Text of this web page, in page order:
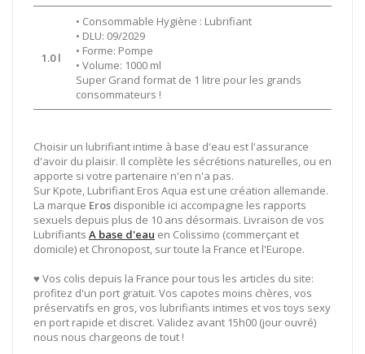
1.0 l
• Consommable Hygiène : Lubrifiant
• DLU: 09/2029
• Forme: Pompe
• Volume: 1000 ml
Super Grand format de 1 litre pour les grands
consommateurs !
Choisir un lubrifiant intime à base d'eau est l'assurance
d'avoir du plaisir. Il complète les sécrétions naturelles, ou en
apporte si votre partenaire n'en n'a pas.
Sur Kpote, Lubrifiant Eros Aqua est une création allemande.
La marque Eros disponible ici accompagne les rapports
sexuels depuis plus de 10 ans désormais. Livraison de vos
Lubrifiants A base d'eau en Colissimo (commerçant et
domicile) et Chronopost, sur toute la France et l'Europe.
♥ Vos colis depuis la France pour tous les articles du site:
profitez d'un port gratuit. Vos capotes moins chères, vos
préservatifs en gros, vos lubrifiants intimes et vos toys sexy
en port rapide et discret. Validez avant 15h00 (jour ouvré)
nous nous chargeons de tout !